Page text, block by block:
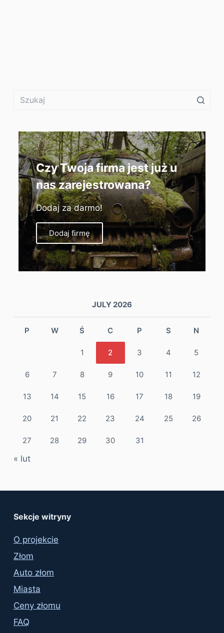
Czy Twoja firma jest już u
nas zarejestrowana?
Dodaj za darmo!
Dodaj firmę
JULY 2026
P W Ś C P S N
1 2 3 4 5
6 7 8 9 10 11 12
13 14 15 16 17 18 19
20 21 22 23 24 25 26
27 28 29 30 31
« lut
Sekcje witryny
O projekcie
Złom
Auto złom
Miasta
Ceny złomu
FAQ